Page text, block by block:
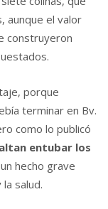
aunque el valor
construyeron
porque
terminar en Bv.
como lo publicó
entubar los
hecho grave
salud.